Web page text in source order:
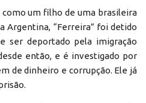
um filho de uma brasileira
Argentina, “Ferreira” foi detido
ser deportado pela imigração
então, e é investigado por
de dinheiro e corrupção. Ele já